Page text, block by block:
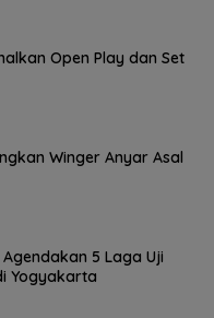
Open Play dan Set
Winger Anyar Asal
Agendakan 5 Laga Uji
Yogyakarta